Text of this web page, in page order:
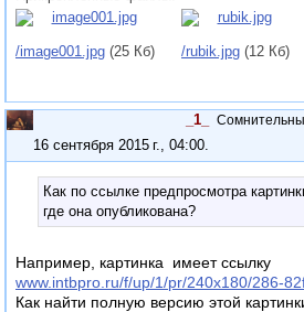
/image001.jpg (25 Кб) /rubik.jpg (12 Кб)
_1_
16 сентября 2015 г., 04:00
Как по ссылке предпросмотра
где она опубликована?
Например, картинка
имеет ссылку
www.intbpro.ru/f/up/1/pr/240x180/286-
Как найти полную версию этой